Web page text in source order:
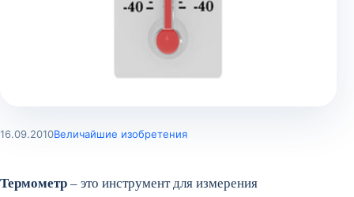
16.09.2010Величайшие изобретения
Термометр– это инструмент для измерения